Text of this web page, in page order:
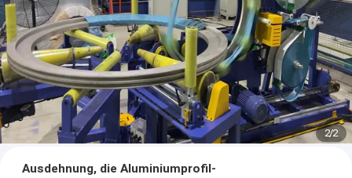
2/2
Ausdehnung, die Aluminiumprofil-